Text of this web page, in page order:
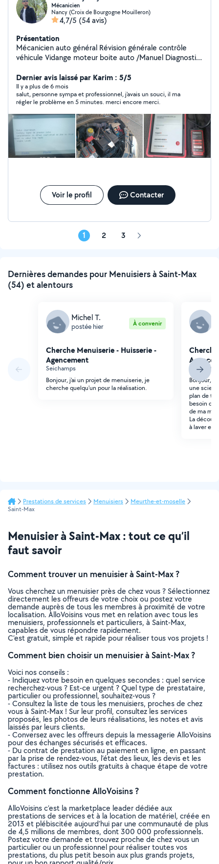
Mécanicien
Nancy (Croix de Bourgogne Mouilleron)
4,7/5 (54 avis)
Présentation
Mécanicien auto général Révision générale contrôle
véhicule Vidange moteur boite auto /Manuel Diagnostic
Véhicule essence ou diesel
Dernier avis laissé par Karim : 5/5
Il y a plus de 6 mois
salut, personne sympa et professionnel, j'avais un souci, il ma
régler le problème en 5 minutes. merci encore merci.
Voir le profil Contacter
1 2 3 Page
Dernières demandes pour Menuisiers à Saint-Max
(54) et alentours
Michel T.
postée hier À convenir
Cherche Menuiserie - Huisserie -
Agencement
Seichamps
Bonjour, j'ai un projet de menuiserie, je
cherche quelqu'un pour la réalisation.
Nancy
Bonjour,
une scie
plan de
besoin
de ma
La
à laver et
Prestations de services Menuisiers
Meurthe-et-moselle
Saint-Max
Menuisier à Saint-Max : tout ce qu’il
faut savoir
Comment trouver un menuisier à Saint-Max ?
Vous cherchez un menuisier près de chez vous ? Sélectionnez
directement les offreurs de votre choix ou postez votre
demande auprès de tous les membres à proximité de votre
localisation. AlloVoisins vous met en relation avec tous les
menuisiers, professionnels et particuliers, à Saint-Max,
capables de vous répondre rapidement.
C’est gratuit, simple et rapide pour réaliser tous vos projets !
Comment bien choisir un menuisier à Saint-Max ?
Voici nos conseils :
- Indiquez votre besoin en quelques secondes : quel service
recherchez-vous ? Est-ce urgent ? Quel type de prestataire,
particulier ou professionnel, souhaitez-vous ?
- Consultez la liste de tous les menuisiers, proches de chez
vous à Saint-Max ! Sur leur profil, consultez les services
proposés, les photos de leurs réalisations, les notes et avis
laissés par leurs clients.
- Conversez avec les offreurs depuis la messagerie AlloVoisins
pour des échanges sécurisés et efficaces.
- Du contrat de prestation au paiement en ligne, en passant
par la prise de rendez-vous, l’état des lieux, les devis et les
factures : utilisez nos outils gratuits à chaque étape de votre
prestation.
Comment fonctionne AlloVoisins ?
AlloVoisins c’est la marketplace leader dédiée aux
prestations de services et à la location de matériel, créée en
2013 et plébiscitée aujourd’hui par une communauté de plus
de 4,5 millions de membres, dont 300 000 professionnels.
Postez votre demande et trouvez proche de chez vous un
particulier ou un professionnel pour réaliser toutes vos
prestations, du plus petit besoin aux plus grands projets,